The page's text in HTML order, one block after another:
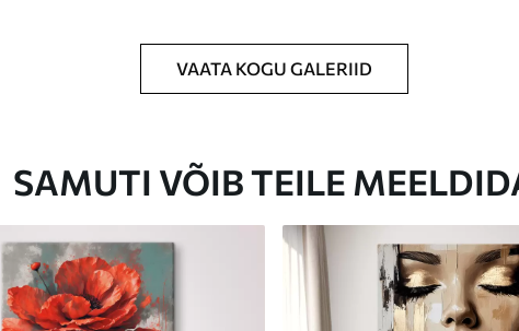
VAATA KOGU GALERIID
SAMUTI VÕIB TEILE